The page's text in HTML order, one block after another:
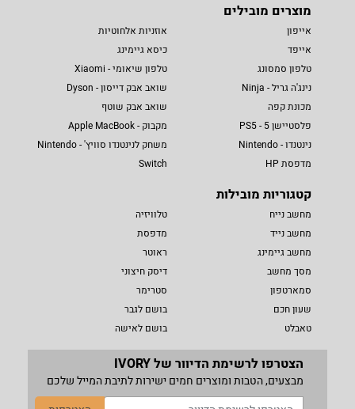
מוצרים מובילים
אייפון
אייפד
טלפון סמסונג
נינג'ה גריל - Ninja
מכונת קפה
פלסטיישן 5 - PS5
נינטנדו - Nintendo
מדפסת HP
אוזניות אלחוטיות
כיסא גיימינג
טלפון שיאומי - Xiaomi
שואב אבק דייסון - Dyson
שואב אבק שוטף
מקבוק - Apple MacBook
משחק לנינטנדו סוויץ' - Nintendo
Switch
קטגוריות מובילות
מחשב נייח
מחשב נייד
מחשב גיימינג
מסך מחשב
סמארטפון
שעון חכם
טאבלט
טלוויזיה
מדפסת
ראוטר
דיסק חיצוני
סטרימר
בושם לגבר
בושם לאישה
הצטרפו לרשימת הדיוור של IVORY
מבצעים, הטבות ומוצרים חמים ישירות לתיבת המייל שלכם